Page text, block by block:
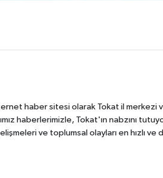
haber sitesi olarak Tokat il merkezi
haberlerimizle, Tokat'ın nabzını
ve toplumsal olayları en hızlı